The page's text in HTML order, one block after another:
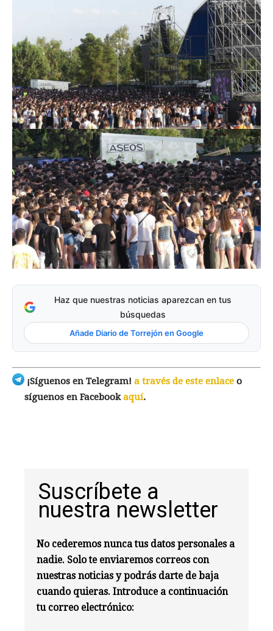
Haz que nuestras noticias aparezcan en tus
búsquedas
Añade Diario de Torrejón en Google
¡Síguenos en Telegram! a través de este enlace o
síguenos en Facebookaquí.
Suscríbete a
nuestra newsletter
No cederemos nunca tus datos personales a
nadie. Solo te enviaremos correos con
nuestras noticias y podrás darte de baja
cuando quieras. Introduce a continuación
tu correo electrónico: